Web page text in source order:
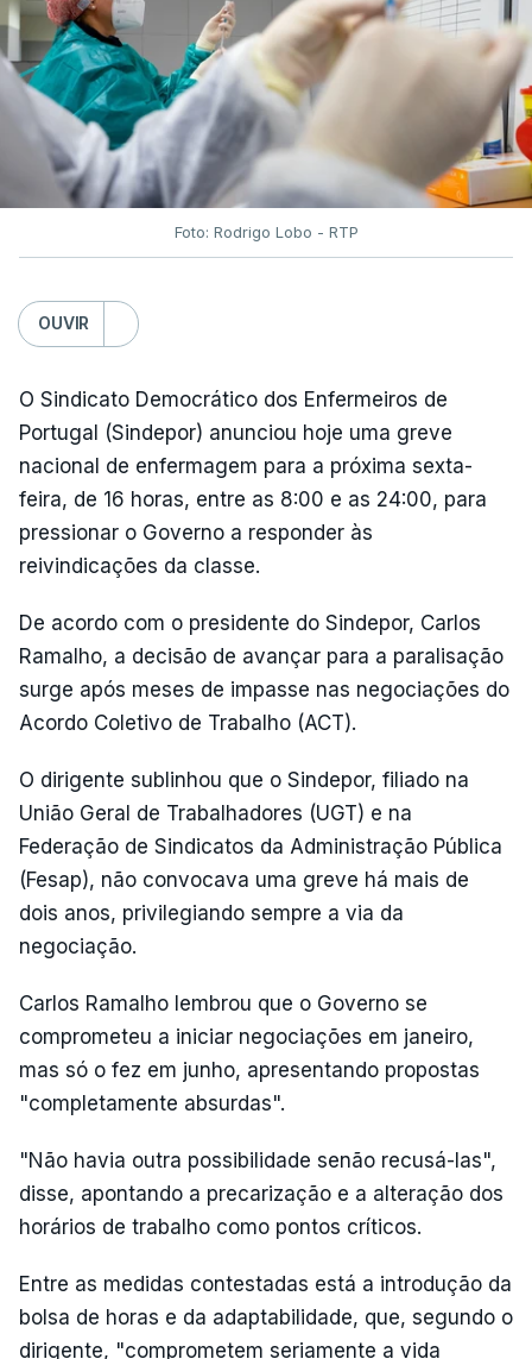
Foto: Rodrigo Lobo - RTP
OUVIR
O Sindicato Democrático dos Enfermeiros de
Portugal (Sindepor) anunciou hoje uma greve
nacional de enfermagem para a próxima sexta-
feira, de 16 horas, entre as 8:00 e as 24:00, para
pressionar o Governo a responder às
reivindicações da classe.
De acordo com o presidente do Sindepor, Carlos
Ramalho, a decisão de avançar para a paralisação
surge após meses de impasse nas negociações do
Acordo Coletivo de Trabalho (ACT).
O dirigente sublinhou que o Sindepor, filiado na
União Geral de Trabalhadores (UGT) e na
Federação de Sindicatos da Administração Pública
(Fesap), não convocava uma greve há mais de
dois anos, privilegiando sempre a via da
negociação.
Carlos Ramalho lembrou que o Governo se
comprometeu a iniciar negociações em janeiro,
mas só o fez em junho, apresentando propostas
"completamente absurdas".
"Não havia outra possibilidade senão recusá-las",
disse, apontando a precarização e a alteração dos
horários de trabalho como pontos críticos.
Entre as medidas contestadas está a introdução da
bolsa de horas e da adaptabilidade, que, segundo o
dirigente, "comprometem seriamente a vida